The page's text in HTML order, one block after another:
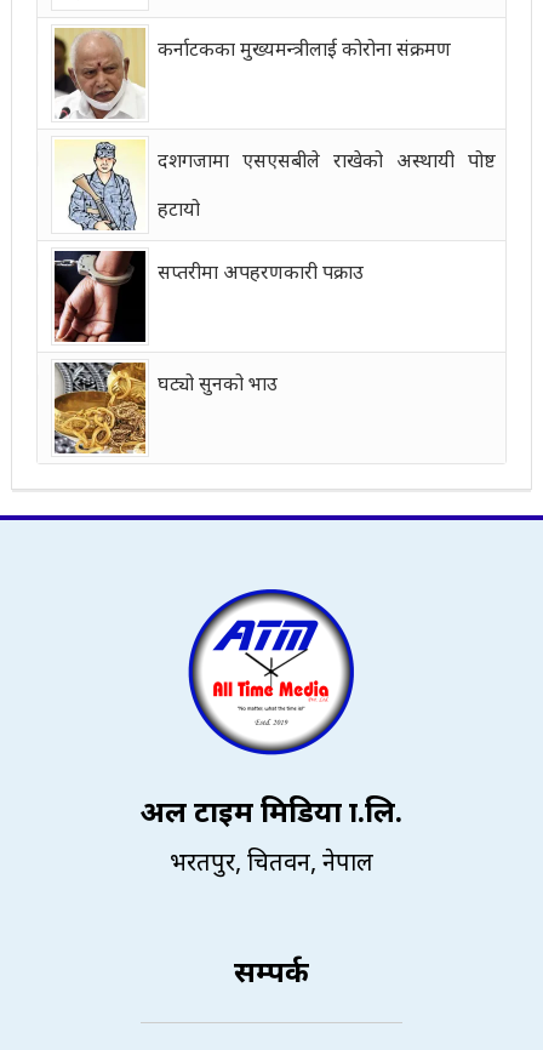
कर्नाटकका मुख्यमन्त्रीलाई कोरोना संक्रमण
दशगजामा एसएसबीले राखेको अस्थायी पोष्ट
हटायो
सप्तरीमा अपहरणकारी पक्राउ
घट्यो सुनको भाउ
अल टाइम मिडिया प्रा.लि.
भरतपुर, चितवन, नेपाल
सम्पर्क